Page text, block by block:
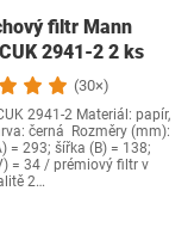
filtr Mann
2941-2 2 ks
(30×)
2941-2 Materiál: papír,
černá Rozměry (mm):
= 293; šířka (B) = 138;
= 34 / prémiový filtr v
2…